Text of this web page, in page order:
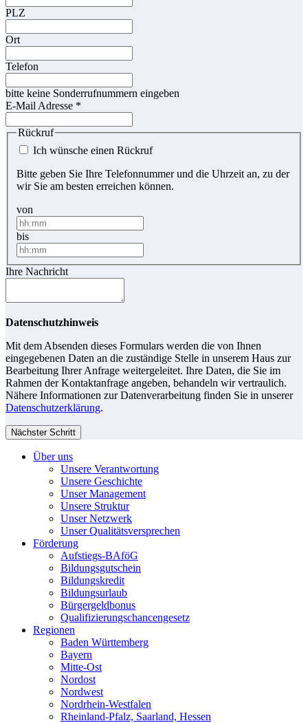
PLZ
Ort
Telefon
bitte keine Sonderrufnummern eingeben
E-Mail Adresse *
Rückruf
Ich wünsche einen Rückruf
Bitte geben Sie Ihre Telefonnummer und die Uhrzeit an, zu der
wir Sie am besten erreichen können.
von
bis
Ihre Nachricht
Datenschutzhinweis
Mit dem Absenden dieses Formulars werden die von Ihnen
eingegebenen Daten an die zuständige Stelle in unserem Haus zur
Bearbeitung Ihrer Anfrage weitergeleitet. Ihre Daten, die Sie im
Rahmen der Kontaktanfrage angeben, behandeln wir vertraulich.
Nähere Informationen zur Datenverarbeitung finden Sie in unserer
Datenschutzerklärung.
Nächster Schritt
Über uns
Unsere Verantwortung
Unsere Geschichte
Unser Management
Unsere Struktur
Unser Netzwerk
Unser Qualitätsversprechen
Förderung
Aufstiegs-BAföG
Bildungsgutschein
Bildungskredit
Bildungsurlaub
Bürgergeldbonus
Qualifizierungschancengesetz
Regionen
Baden Württemberg
Bayern
Mitte-Ost
Nordost
Nordwest
Nordrhein-Westfalen
Rheinland-Pfalz, Saarland, Hessen